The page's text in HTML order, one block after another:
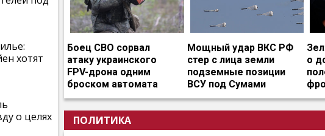
хотят
о целях
Боец СВО сорвал
атаку украинского
FPV-дрона одним
броском автомата
Мощный удар ВКС РФ
стер с лица земли
подземные позиции
ВСУ под Сумами
о
ПОЛИТИКА